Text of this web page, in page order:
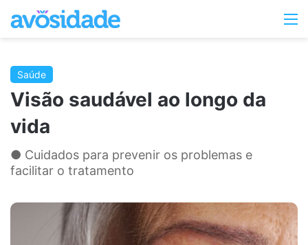
Switch
Saúde
Visão saudável ao longo da
vida
● Cuidados para prevenir os problemas e
facilitar o tratamento